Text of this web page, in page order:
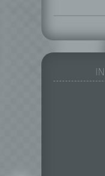
ohne
betroffenen
können,
und
dass die
einer
natürlichen